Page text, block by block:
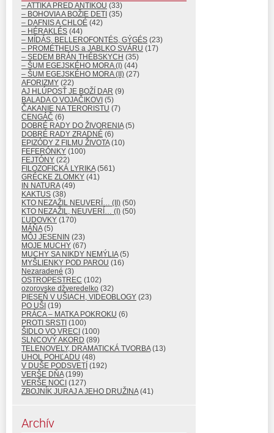
– ATTIKA PRED ANTIKOU (33)
– BOHOVIA A BOŽIE DETI (35)
– DAFNIS A CHLOÉ (42)
– HÉRAKLÉS (44)
– MÍDÁS, BELLEROFONTÉS, GÝGÉS (23)
– PROMÉTHEUS a JABLKO SVÁRU (17)
– SEDEM BRÁN THÉBSKYCH (35)
– ŠUM EGEJSKÉHO MORA (I) (44)
– ŠUM EGEJSKÉHO MORA (II) (27)
AFORIZMY (22)
AJ HLÚPOSŤ JE BOŽÍ DAR (9)
BALADA O VOJAČIKOVI (5)
ČAKANIE NA TERORISTU (7)
CENGÁČ (6)
DOBRÉ RADY DO ŽIVORENIA(5)
DOBRÉ RADY ZRADNÉ (6)
EPIZÓDY Z FILMU ŽIVOTA(10)
FEFERÓNKY (100)
FEJTÓNY (22)
FILOZOFICKÁ LYRIKA(561)
GRÉCKE ZLOMKY (41)
IN NATURA(49)
KAKTUS (38)
KTO NEZAŽIL NEUVERÍ… (II) (50)
KTO NEZAŽIL, NEUVERÍ… (I) (50)
ĽUDOVKY (170)
MÁŇA(5)
MÔJ JESENIN (23)
MOJE MUCHY (67)
MUCHY SA NIKDY NEMÝLIA(5)
MYŠLIENKY POD PAROU (16)
Nezaradené (3)
OSTROPESTREC (102)
ozorovske džveredelko (32)
PIESEŇ V UŠIACH, VIDEOBLOGY (23)
PO UŠI (19)
PRÁCA – MATKA POKROKU (6)
PROTI SRSTI (100)
ŠIDLO VO VRECI (100)
SLNCOVÝ AKORD (89)
TELENOVELY, DRAMATICKÁ TVORBA(13)
UHOL POHĽADU (48)
V DUŠE PODSVETÍ (192)
VERŠE DŇA(199)
VERŠE NOCI (127)
ZBOJNÍK JURAJ A JEHO DRUŽINA(41)
Archív